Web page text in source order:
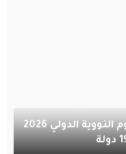
المملكة تستضيف أولمبياد العلوم النووية الدولي 2026